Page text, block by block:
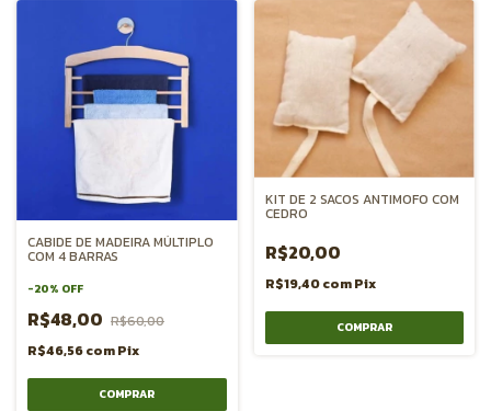
CABIDE DE MADEIRA MÚLTIPLO
COM 4 BARRAS
-20% OFF
R$48,00 R$60,00
R$46,56comPix
KIT DE 2 SACOS ANTIMOFO COM
CEDRO
R$20,00
R$19,40comPix